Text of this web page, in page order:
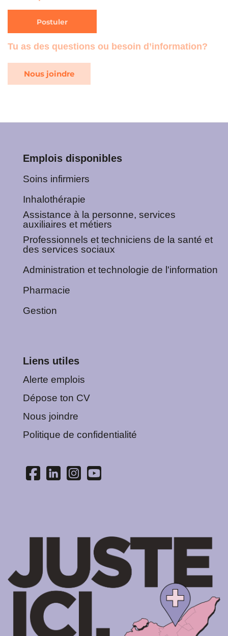
Postuler
Tu as des questions ou besoin d’information?
Nous joindre
Emplois disponibles
Soins infirmiers
Inhalothérapie
Assistance à la personne, services
auxiliaires et métiers
Professionnels et techniciens de la santé et
des services sociaux
Administration et technologie de l'information
Pharmacie
Gestion
Liens utiles
Alerte emplois
Dépose ton CV
Nous joindre
Politique de confidentialité